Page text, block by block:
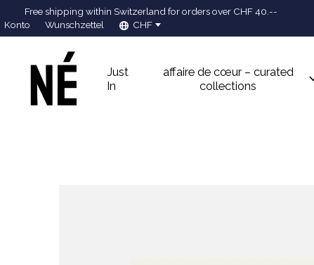
Free shipping within Switzerland for orders over CHF 40.--
Konto Wunschzettel CHF
Just
In
affaire de cœur – curated
collections